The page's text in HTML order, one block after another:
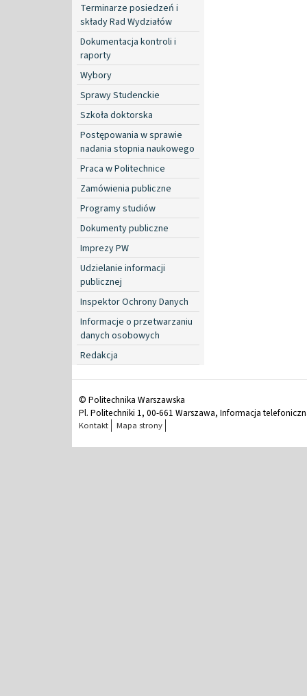
Terminarze posiedzeń i
składy Rad Wydziałów
Dokumentacja kontroli i
raporty
Wybory
Sprawy Studenckie
Szkoła doktorska
Postępowania w sprawie
nadania stopnia naukowego
Praca w Politechnice
Zamówienia publiczne
Programy studiów
Dokumenty publiczne
Imprezy PW
Udzielanie informacji
publicznej
Inspektor Ochrony Danych
Informacje o przetwarzaniu
danych osobowych
Redakcja
© Politechnika Warszawska
Pl. Politechniki 1, 00-661 Warszawa, Informacja
Kontakt Mapa strony